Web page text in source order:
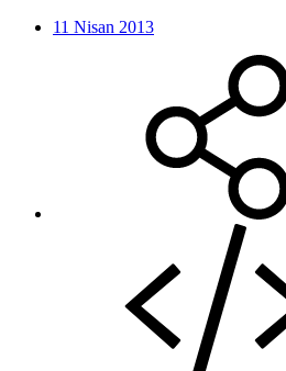
11 Nisan 2013